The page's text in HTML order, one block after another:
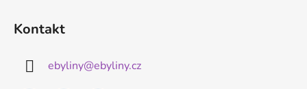
Kontakt
ebyliny@ebyliny.cz